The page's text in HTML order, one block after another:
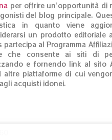
per offrire un’opportunità di
del blog principale.
in quanto viene
un prodotto editoriale
al Programma
che consente ai siti di
e fornendo link al sito
altre piattaforme di cui
acquisti idonei.